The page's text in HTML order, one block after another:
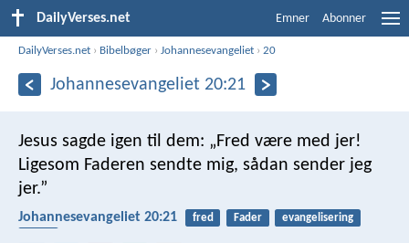
DailyVerses.net Emner Abonner
DailyVerses.net › Bibelbøger ›Johannesevangeliet ›20
Johannesevangeliet 20:21
Jesus sagde igen til dem: „Fred være med jer!
Ligesom Faderen sendte mig, sådan sender jeg
jer.”
Johannesevangeliet 20:21 fred Fader
evangelisering